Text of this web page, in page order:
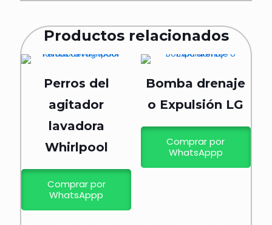
Productos relacionados
Perros del
agitador
lavadora
Whirlpool
Comprar por
WhatsAppp
Bomba drenaje
o Expulsión LG
Comprar por
WhatsAppp